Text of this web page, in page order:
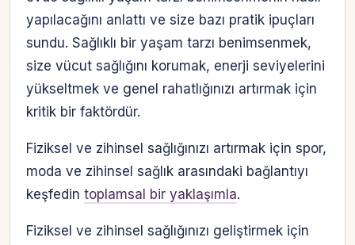
yapılacağını anlattı ve size bazı pratik ipuçları
sundu. Sağlıklı bir yaşam tarzı benimsenmek,
size vücut sağlığını korumak, enerji seviyelerini
yükseltmek ve genel rahatlığınızı artırmak için
kritik bir faktördür.
Fiziksel ve zihinsel sağlığınızı artırmak için spor,
moda ve zihinsel sağlık arasındaki bağlantıyı
keşfedin toplamsal bir yaklaşımla.
Fiziksel ve zihinsel sağlığınızı geliştirmek için